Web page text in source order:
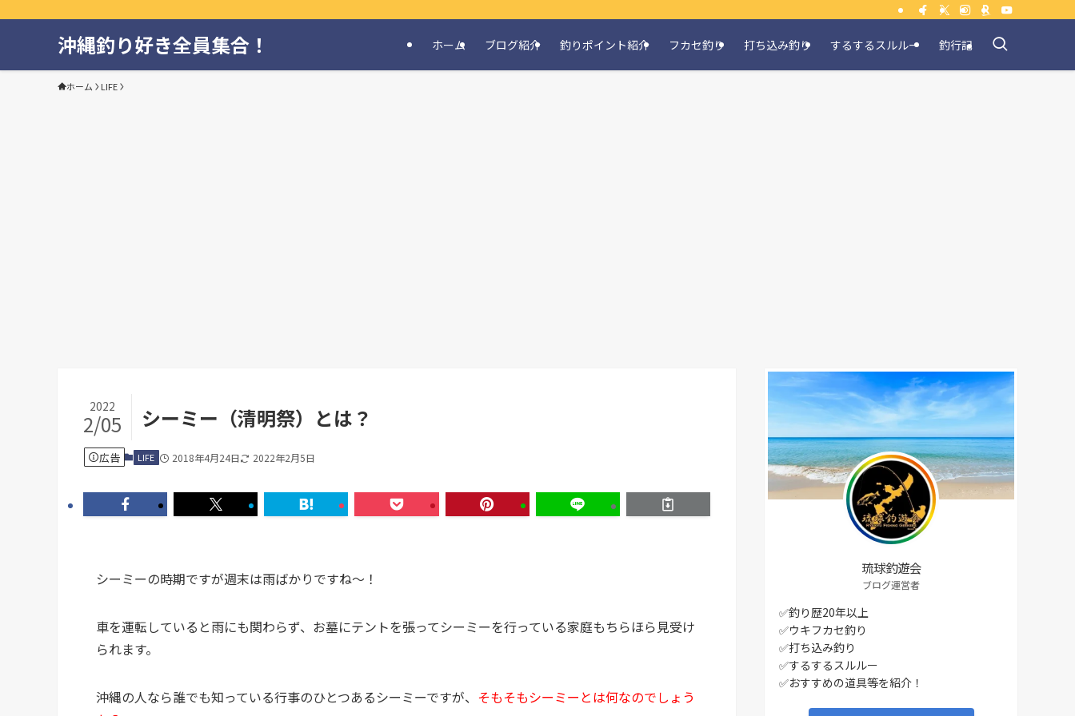
沖縄釣り好き全員集合！ ホーム ブログ紹介 釣りポイント紹介 フカセ釣り 打ち込み釣り するするスルルー 釣行記
ホーム LIFE
シーミー（清明祭）とは？
2022
2/05
広告 LIFE 2018年4月24日 2022年2月5日
シーミーの時期ですが週末は雨ばかりですね～！
車を運転していると雨にも関わらず、お墓にテントを張ってシーミーを行っている家庭もちらほら見受け
られます。
沖縄の人なら誰でも知っている行事のひとつあるシーミーですが、 そもそもシーミーとは何なのでしょう
琉球釣遊会
ブログ運営者
✅釣り歴20年以上
✅ウキフカセ釣り
✅打ち込み釣り
✅するするスルルー
✅おすすめの道具等を紹介！